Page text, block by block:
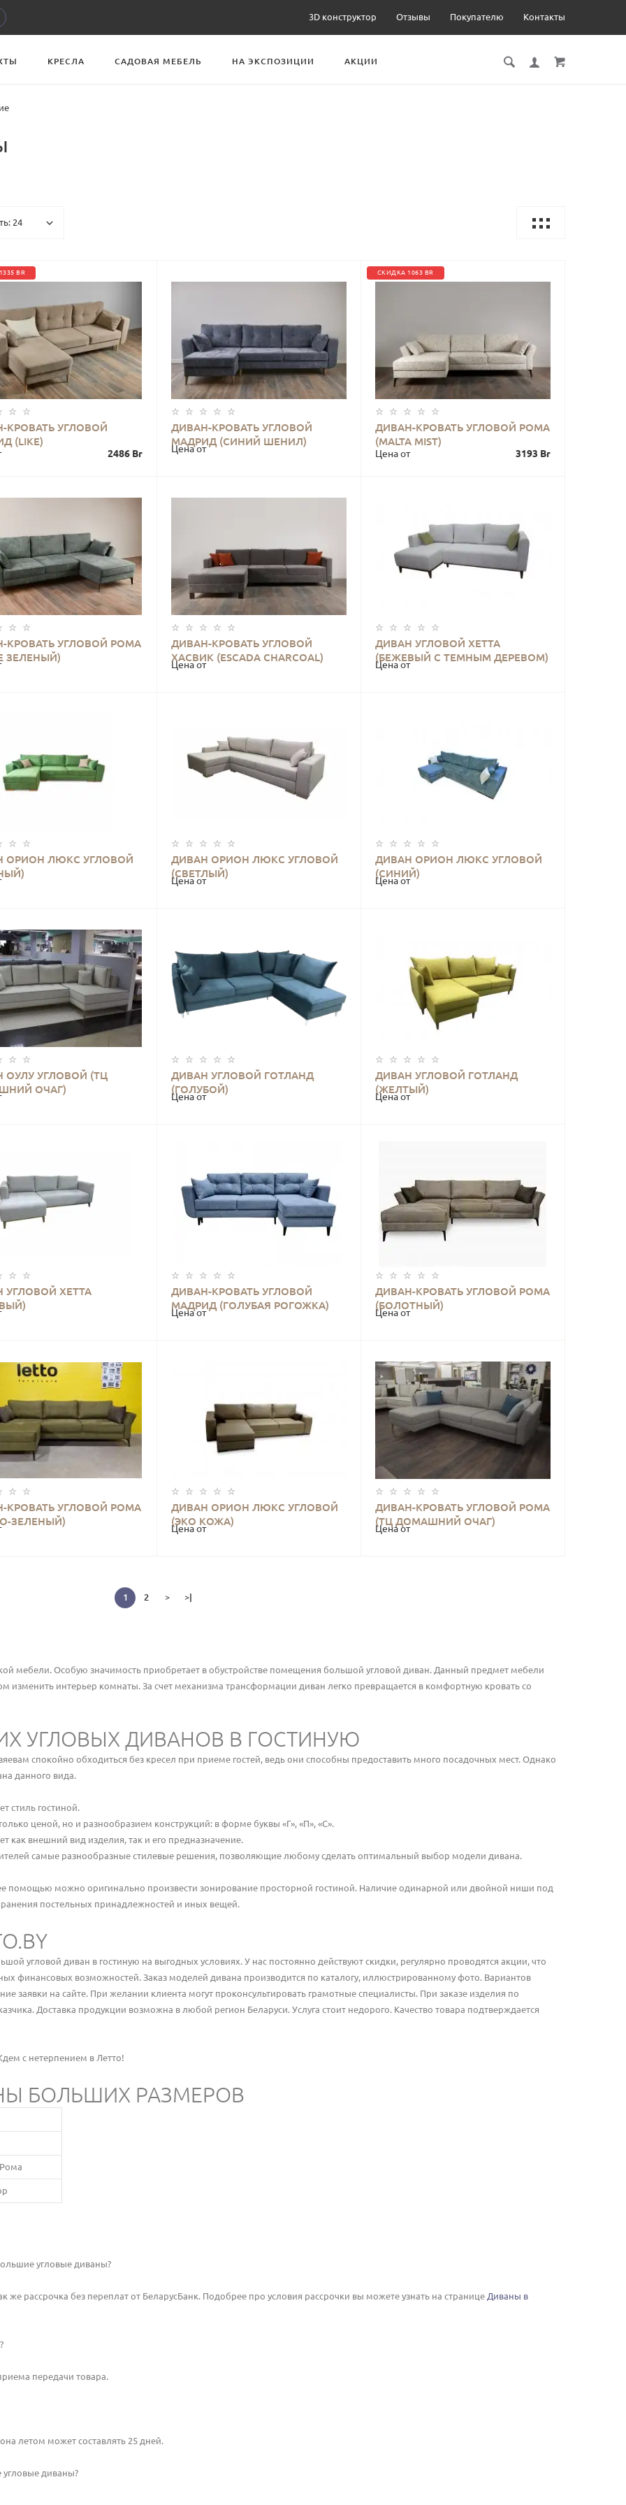
3D конструктор Отзывы Покупателю Контакты
КРЕСЛА САДОВАЯ МЕБЕЛЬ НА ЭКСПОЗИЦИИ АКЦИИ
BR
КРОВАТЬ УГЛОВОЙ
(LIKE)
2486 Br
КУПИТЬ
ДИВАН-КРОВАТЬ УГЛОВОЙ
МАДРИД (СИНИЙ ШЕНИЛ)
Цена от
КУПИТЬ
СКИДКА 1063 BR
ДИВАН-КРОВАТЬ УГЛОВОЙ РОМА
(MALTA MIST)
Цена от 3193 Br
КУПИТЬ
КРОВАТЬ УГЛОВОЙ РОМА
ЗЕЛЕНЫЙ)
КУПИТЬ
ДИВАН-КРОВАТЬ УГЛОВОЙ
ХАСВИК (ESCADA CHARCOAL)
Цена от
КУПИТЬ
ДИВАН УГЛОВОЙ ХЕТТА
(БЕЖЕВЫЙ С ТЕМНЫМ ДЕРЕВОМ)
Цена от
КУПИТЬ
ОРИОН ЛЮКС УГЛОВОЙ
КУПИТЬ
ДИВАН ОРИОН ЛЮКС УГЛОВОЙ
(СВЕТЛЫЙ)
Цена от
КУПИТЬ
ДИВАН ОРИОН ЛЮКС УГЛОВОЙ
(СИНИЙ)
Цена от
КУПИТЬ
ОУЛУ УГЛОВОЙ (ТЦ
ОЧАГ)
КУПИТЬ
ДИВАН УГЛОВОЙ ГОТЛАНД
(ГОЛУБОЙ)
Цена от
КУПИТЬ
ДИВАН УГЛОВОЙ ГОТЛАНД
(ЖЕЛТЫЙ)
Цена от
КУПИТЬ
УГЛОВОЙ ХЕТТА
КУПИТЬ
ДИВАН-КРОВАТЬ УГЛОВОЙ
МАДРИД (ГОЛУБАЯ РОГОЖКА)
Цена от
КУПИТЬ
ДИВАН-КРОВАТЬ УГЛОВОЙ РОМА
(БОЛОТНЫЙ)
Цена от
КУПИТЬ
КРОВАТЬ УГЛОВОЙ РОМА
ЗЕЛЕНЫЙ)
КУПИТЬ
ДИВАН ОРИОН ЛЮКС УГЛОВОЙ
(ЭКО КОЖА)
Цена от
КУПИТЬ
ДИВАН-КРОВАТЬ УГЛОВОЙ РОМА
(ТЦ ДОМАШНИЙ ОЧАГ)
Цена от
КУПИТЬ
1 2 > >|
мебели. Особую значимость приобретает в обустройстве помещения большой угловой диван. Данный предмет мебели
интерьер комнаты. За счет механизма трансформации диван легко превращается в комфортную кровать со
УГЛОВЫХ ДИВАНОВ В ГОСТИНУЮ
спокойно обходиться без кресел при приеме гостей, ведь они способны предоставить много посадочных мест. Однако
данного вида.
стиль гостиной.
ценой, но и разнообразием конструкций: в форме буквы «Г», «П», «С».
внешний вид изделия, так и его предназначение.
самые разнообразные стилевые решения, позволяющие любому сделать оптимальный выбор модели дивана.
помощью можно оригинально произвести зонирование просторной гостиной. Наличие одинарной или двойной ниши под
постельных принадлежностей и иных вещей.
угловой диван в гостиную на выгодных условиях. У нас постоянно действуют скидки, регулярно проводятся акции, что
финансовых возможностей. Заказ моделей дивана производится по каталогу, иллюстрированному фото. Вариантов
заявки на сайте. При желании клиента могут проконсультировать грамотные специалисты. При заказе изделия по
Доставка продукции возможна в любой регион Беларуси. Услуга стоит недорого. Качество товара подтверждается
с нетерпением в Летто!
БОЛЬШИХ РАЗМЕРОВ
угловые диваны?
же рассрочка без переплат от БеларусБанк. Подобрее про условия рассрочки вы можете узнать на странице Диваны в
передачи товара.
летом может составлять 25 дней.
угловые диваны?